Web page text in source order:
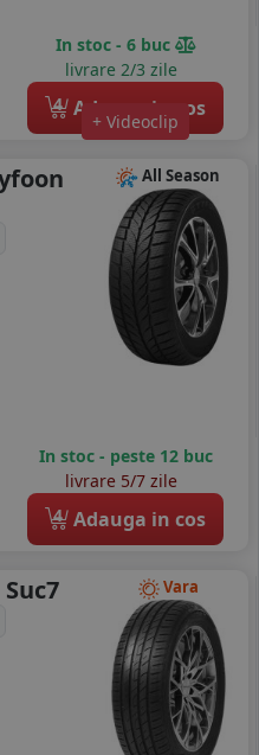
+ Videoclip
In stoc - 6 buc
livrare 2/3 zile
4 Adauga in cos
All Season
In stoc - peste 12 buc
livrare 5/7 zile
4 Adauga in cos
Vara